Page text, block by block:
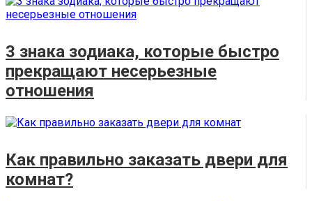
3 знака зодиака, которые быстро
прекращают несерьезные
отношения
Как правильно заказать двери для
комнат?